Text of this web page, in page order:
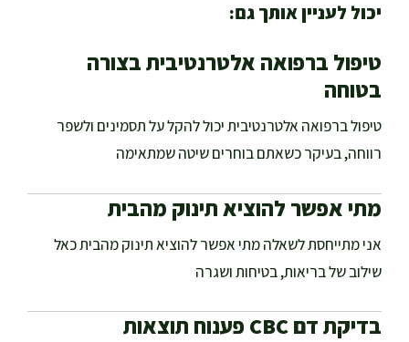
יכול לעניין אותך גם:
טיפול ברפואה אלטרנטיבית בצורה
בטוחה
טיפול ברפואה אלטרנטיבית יכול להקל על תסמינים ולשפר
רווחה, בעיקר כשאתם בוחרים שיטה שמתאימה
מתי אפשר להוציא תינוק מהבית
אני מתייחסת לשאלה מתי אפשר להוציא תינוק מהבית כאל
שילוב של בריאות, בטיחות ושגרה
בדיקת דם CBC פענוח תוצאות